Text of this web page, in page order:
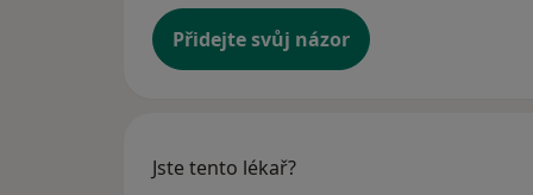
Přidejte svůj názor
Jste tento lékař?